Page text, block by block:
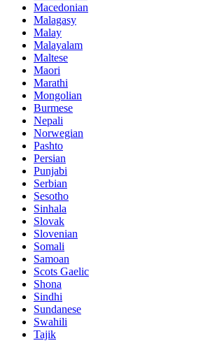
Macedonian
Malagasy
Malay
Malayalam
Maltese
Maori
Marathi
Mongolian
Burmese
Nepali
Norwegian
Pashto
Persian
Punjabi
Serbian
Sesotho
Sinhala
Slovak
Slovenian
Somali
Samoan
Scots Gaelic
Shona
Sindhi
Sundanese
Swahili
Tajik